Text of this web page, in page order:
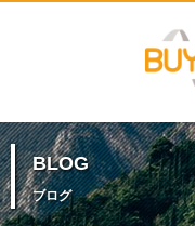
BLOG
ブログ